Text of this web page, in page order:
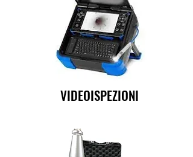
VIDEOISPEZIONI